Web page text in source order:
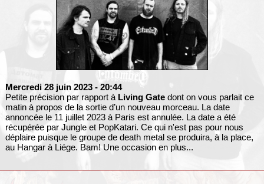
Mercredi 28 juin 2023 - 20:44
Petite précision par rapport à Living Gatedont on vous parlait ce
matin à propos de la sortie d’un nouveau morceau. La date
annoncée le 11 juillet 2023 à Paris est annulée. La date a été
récupérée par Jungle et PopKatari. Ce qui n'est pas pour nous
déplaire puisque le groupe de death metal se produira, à la place,
au Hangar à Liége. Bam! Une occasion en plus...